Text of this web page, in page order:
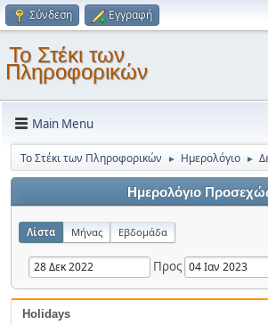
Σύνδεση Εγγραφή
Το Στέκι των
Πληροφορικών
Main Menu
Το Στέκι των Πληροφορικών ► Ημερολόγιο ►
Ημερολόγιο
Λίστα Μήνας Εβδομάδα
Προς
Holidays